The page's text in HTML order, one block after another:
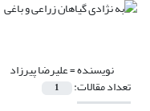
نویسنده =علیرضا پیرزاد
تعداد مقالات: 1